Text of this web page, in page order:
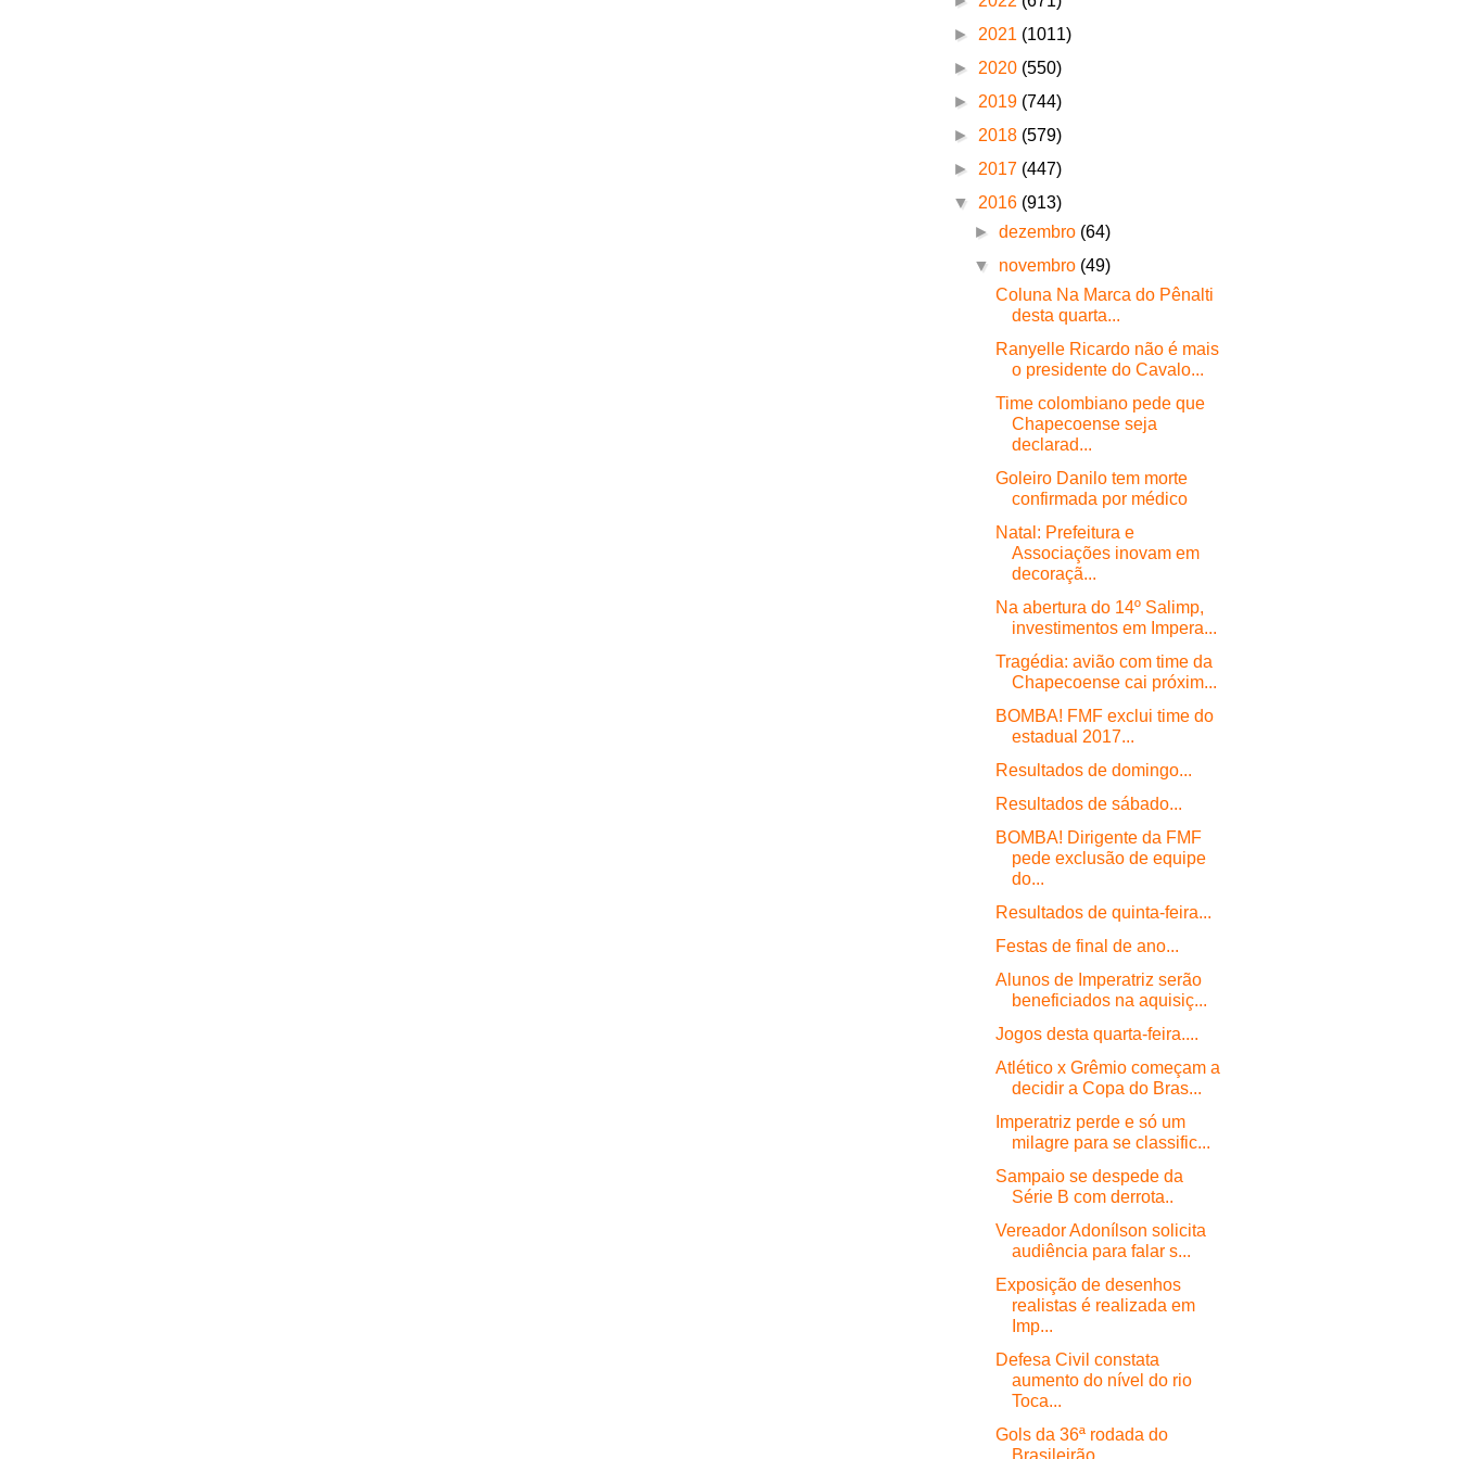
► 2021 (1011)
► 2020 (550)
► 2019 (744)
► 2018 (579)
► 2017 (447)
▼ 2016 (913)
►dezembro (64)
▼ novembro (49)
Coluna Na Marca do Pênalti
desta quarta...
Ranyelle Ricardo não é mais
o presidente do Cavalo...
Time colombiano pede que
Chapecoense seja
declarad...
Goleiro Danilo tem morte
confirmada por médico
Natal: Prefeitura e
Associações inovam em
decoraçã...
Na abertura do 14º Salimp,
investimentos em Impera...
Tragédia: avião com time da
Chapecoense cai próxim...
BOMBA! FMF exclui time do
estadual 2017...
Resultados de domingo...
Resultados de sábado...
BOMBA! Dirigente da FMF
pede exclusão de equipe
do...
Resultados de quinta-feira...
Festas de final de ano...
Alunos de Imperatriz serão
beneficiados na aquisiç...
Jogos desta quarta-feira....
Atlético x Grêmio começam a
decidir a Copa do Bras...
Imperatriz perde e só um
milagre para se classific...
Sampaio se despede da
Série B com derrota..
Vereador Adonílson solicita
audiência para falar s...
Exposição de desenhos
realistas é realizada em
Imp...
Defesa Civil constata
aumento do nível do rio
Toca...
Gols da 36ª rodada do
Brasileirão..